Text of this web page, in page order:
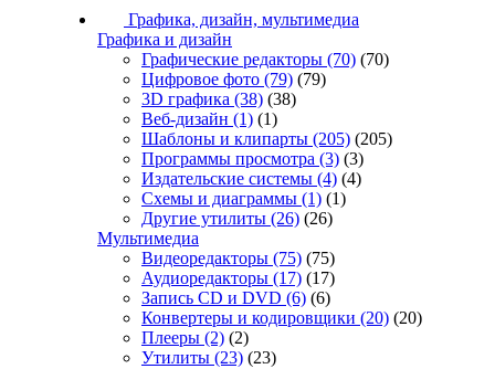
Графика, дизайн, мультимедиа
Графика и дизайн
Графические редакторы (70) (70)
Цифровое фото (79) (79)
3D графика (38) (38)
Веб-дизайн (1) (1)
Шаблоны и клипарты (205) (205)
Программы просмотра (3) (3)
Издательские системы (4) (4)
Схемы и диаграммы (1) (1)
Другие утилиты (26) (26)
Мультимедиа
Видеоредакторы (75) (75)
Аудиоредакторы (17) (17)
Запись CD и DVD (6) (6)
Конвертеры и кодировщики (20) (20)
Плееры (2) (2)
Утилиты (23) (23)